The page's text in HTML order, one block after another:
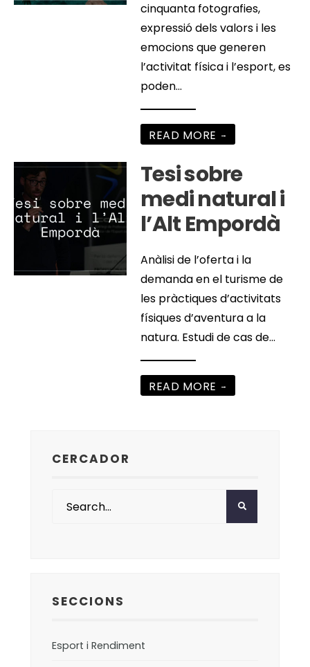
cinquanta fotografies,
expressió dels valors i les
emocions que generen
l’activitat física i l’esport, es
poden...
READ MORE →
Tesi sobre
medi natural i
l’Alt Empordà
Anàlisi de l’oferta i la
demanda en el turisme de
les pràctiques d’activitats
físiques d’aventura a la
natura. Estudi de cas de...
READ MORE →
CERCADOR
SECCIONS
Esport i Rendiment